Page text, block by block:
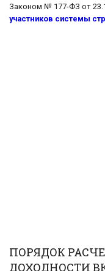
Законом № 177-ФЗ от
участников системы
ПОРЯДОК
ДОХОДНОСТИ